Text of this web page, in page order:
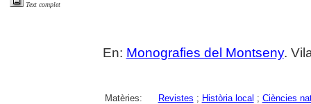
Text complet
En: Monografies del Montseny.
Matèries: Revistes ; Història local ; Ciències